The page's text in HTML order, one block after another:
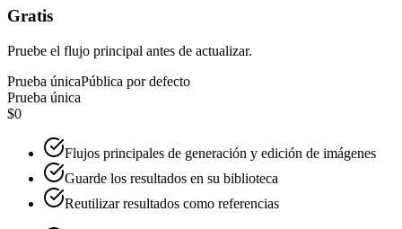
Gratis
Pruebe el flujo principal antes de actualizar.
Prueba únicaPública por defecto
Prueba única
$0
Flujos principales de generación y edición de imágenes
Guarde los resultados en su biblioteca
Reutilizar resultados como referencias